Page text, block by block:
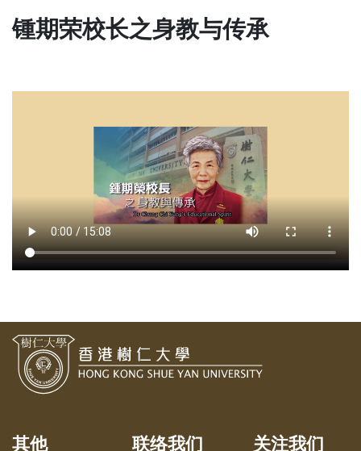
锺期荣校长之身教与传承
其他 联络我们 关注我们